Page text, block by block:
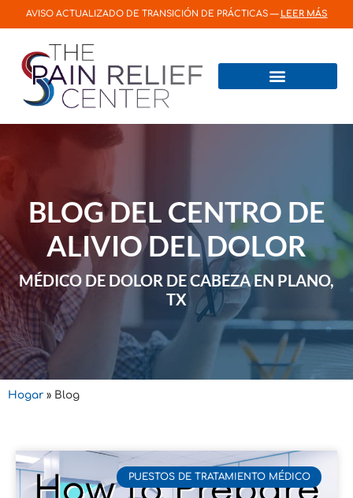
AVISO ACTUALIZADO DE TRANSICIÓN DE PRÁCTICAS — LEER MÁS
BLOG DEL CENTRO DE
ALIVIO DEL DOLOR
MÉDICO DE DOLOR DE CABEZA EN PLANO,
TX
Hogar » Blog
PUESTOS DE TRATAMIENTO MÉDICO